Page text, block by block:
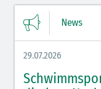
News
29.07.2026